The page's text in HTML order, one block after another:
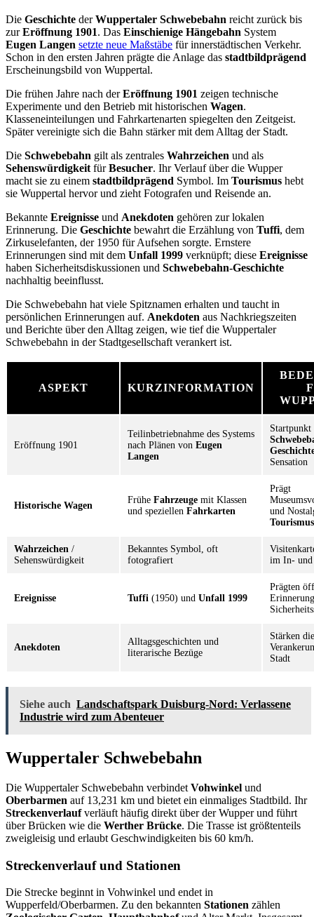
Die Geschichte derWuppertaler Schwebebahn reicht zurück bis
zurEröffnung 1901. Das Einschienige Hängebahn System
Eugen Langen setzte neue Maßstäbe für innerstädtischen Verkehr.
Schon in den ersten Jahren prägte die Anlage das stadtbildprägend
Erscheinungsbild von Wuppertal.
Die frühen Jahre nach derEröffnung 1901 zeigen technische
Experimente und den Betrieb mit historischen Wagen.
Klasseneinteilungen und Fahrkartenarten spiegelten den Zeitgeist.
Später vereinigte sich die Bahn stärker mit dem Alltag der Stadt.
Die Schwebebahn gilt als zentrales Wahrzeichen und als
Sehenswürdigkeit fürBesucher. Ihr Verlauf über die Wupper
macht sie zu einem stadtbildprägend Symbol. Im Tourismus hebt
sie Wuppertal hervor und zieht Fotografen und Reisende an.
Bekannte Ereignisse und Anekdoten gehören zur lokalen
Erinnerung. Die Geschichte bewahrt die Erzählung von Tuffi, dem
Zirkuselefanten, der 1950 für Aufsehen sorgte. Ernstere
Erinnerungen sind mit dem Unfall 1999 verknüpft; diese Ereignisse
haben Sicherheitsdiskussionen und Schwebebahn-Geschichte
nachhaltig beeinflusst.
Die Schwebebahn hat viele Spitznamen erhalten und taucht in
persönlichen Erinnerungen auf. Anekdoten aus Nachkriegszeiten
und Berichte über den Alltag zeigen, wie tief die Wuppertaler
Schwebebahn in der Stadtgesellschaft verankert ist.
ASPEKT KURZINFORMATION
Eröffnung 1901
Teilinbetriebnahme des Systems
nach Plänen von Eugen
Langen
Startpunkt
Sensation
Historische Wagen
Frühe Fahrzeuge mit Klassen
und speziellen Fahrkarten
Prägt
und
Tourismus
Wahrzeichen /
Sehenswürdigkeit
Bekanntes Symbol, oft
fotografiert
im In- und
Ereignisse Tuffi (1950) und Unfall 1999
Prägten
Anekdoten
Alltagsgeschichten und
literarische Bezüge
Stärken
Stadt
Siehe auch Landschaftspark Duisburg-Nord: Verlassene
Industrie wird zum Abenteuer
Wuppertaler Schwebebahn
Die Wuppertaler Schwebebahn verbindet Vohwinkel und
Oberbarmen auf 13,231 km und bietet ein einmaliges Stadtbild. Ihr
Streckenverlaufverläuft häufig direkt über der Wupper und führt
über Brücken wie die Werther Brücke. Die Trasse ist größtenteils
zweigleisig und erlaubt Geschwindigkeiten bis 60 km/h.
Streckenverlauf und Stationen
Die Strecke beginnt in Vohwinkel und endet in
Wupperfeld/Oberbarmen. Zu den bekannten Stationen zählen